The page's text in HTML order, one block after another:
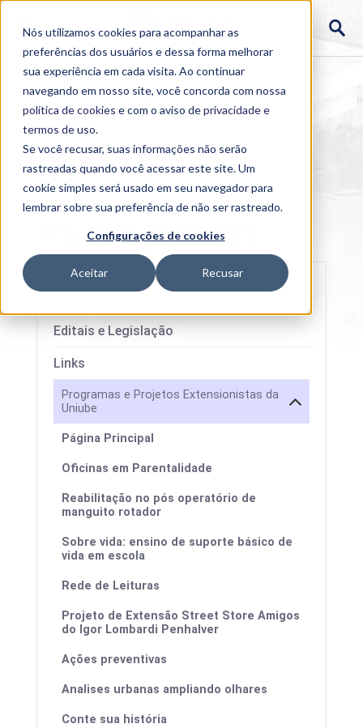
Nós utilizamos cookies para acompanhar as
preferências dos usuários e dessa forma melhorar
sua experiência em cada visita. Ao continuar
navegando em nosso site, você concorda com nossa
política de cookies e com o aviso deprivacidade e
termos de uso.
Se você recusar, suas informações não serão
rastreadas quando você acessar este site. Um
cookie simples será usado em seu navegador para
lembrar sobre sua preferência de não ser rastreado.
Configurações de cookies
Aceitar Recusar
Extensionistas da Uniube >Conte sua história
Editais e Legislação
Links
Programas e Projetos Extensionistas da
Uniube
Página Principal
Oficinas em Parentalidade
Reabilitação no pós operatório de
manguito rotador
Sobre vida: ensino de suporte básico de
vida em escola
Rede de Leituras
Projeto de Extensão Street Store Amigos
do Igor Lombardi Penhalver
Ações preventivas
Analises urbanas ampliando olhares
Conte sua história